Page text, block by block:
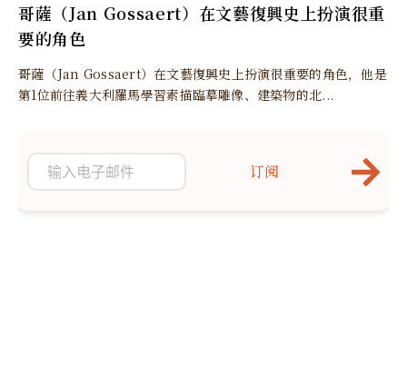
哥薩（Jan Gossaert）在文藝復興史上扮演很重
要的角色
哥薩（Jan Gossaert）在文藝復興史上扮演很重要的角色，他是
第1位前往義大利羅馬學習素描臨摹雕像、建築物的北...
订阅